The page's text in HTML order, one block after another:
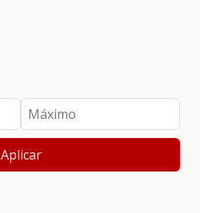
Aplicar